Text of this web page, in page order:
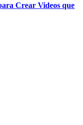
Crear Videos que